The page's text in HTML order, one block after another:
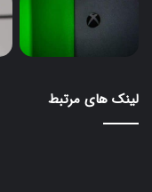
لینک های مرتبط